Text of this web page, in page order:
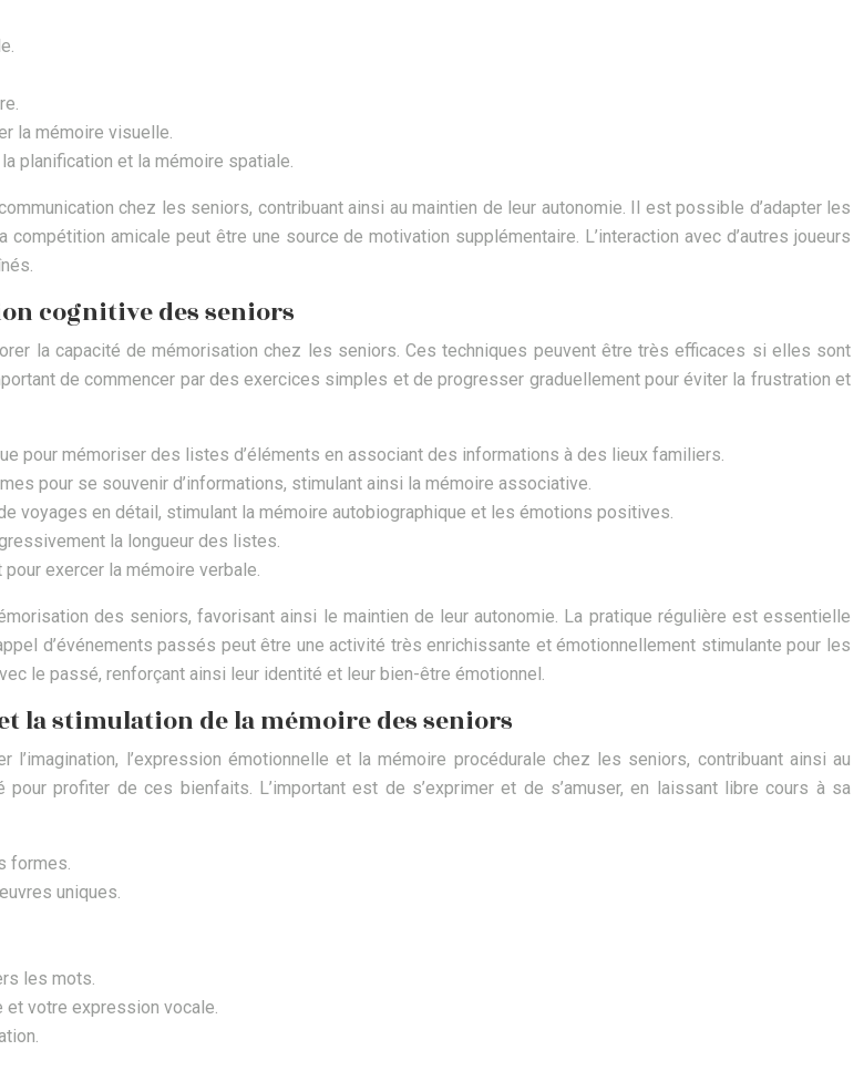
la mémoire visuelle.
planification et la mémoire spatiale.
chez les seniors, contribuant ainsi au maintien de leur autonomie. Il est possible d’adapter les
amicale peut être une source de motivation supplémentaire. L’interaction avec d’autres joueurs
cognitive des seniors
la capacité de mémorisation chez les seniors. Ces techniques peuvent être très efficaces si elles sont
de commencer par des exercices simples et de progresser graduellement pour éviter la frustration et
pour mémoriser des listes d’éléments en associant des informations à des lieux familiers.
pour se souvenir d’informations, stimulant ainsi la mémoire associative.
voyages en détail, stimulant la mémoire autobiographique et les émotions positives.
la longueur des listes.
exercer la mémoire verbale.
des seniors, favorisant ainsi le maintien de leur autonomie. La pratique régulière est essentielle
d’événements passés peut être une activité très enrichissante et émotionnellement stimulante pour les
le passé, renforçant ainsi leur identité et leur bien-être émotionnel.
la stimulation de la mémoire des seniors
l’expression émotionnelle et la mémoire procédurale chez les seniors, contribuant ainsi au
profiter de ces bienfaits. L’important est de s’exprimer et de s’amuser, en laissant libre cours à sa
formes.
uniques.
les mots.
et votre expression vocale.